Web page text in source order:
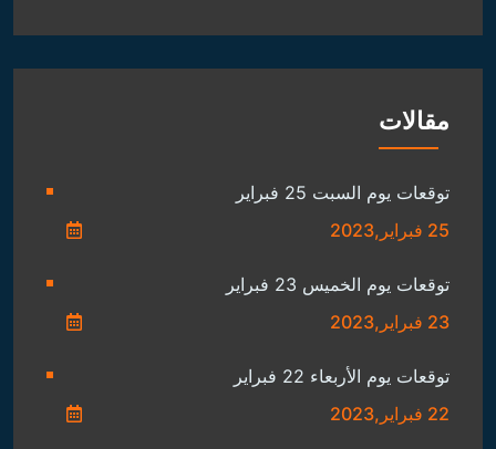
مقالات
توقعات يوم السبت 25 فبراير
25 فبراير,2023
توقعات يوم الخميس 23 فبراير
23 فبراير,2023
توقعات يوم الأربعاء 22 فبراير
22 فبراير,2023